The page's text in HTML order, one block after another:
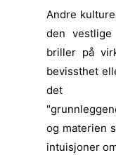
Andre
den
briller på
bevissthet
det
og materien
intuisjoner